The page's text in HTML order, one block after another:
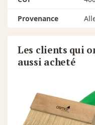
Provenance
Les clients qui
aussi acheté